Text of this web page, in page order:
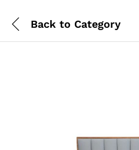
Back to Category